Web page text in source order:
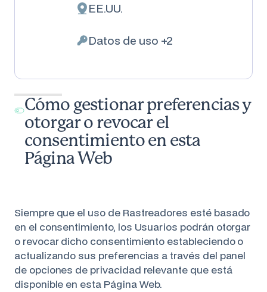
Lugar de tratamiento:
EE.UU.
Datos Personales tratados:
Datos de uso +2
Cómo gestionar preferencias y
otorgar o revocar el
consentimiento en esta
Página Web
Siempre que el uso de Rastreadores esté basado
en el consentimiento, los Usuarios podrán otorgar
o revocar dicho consentimiento estableciendo o
actualizando sus preferencias a través del panel
de opciones de privacidad relevante que está
disponible en esta Página Web.